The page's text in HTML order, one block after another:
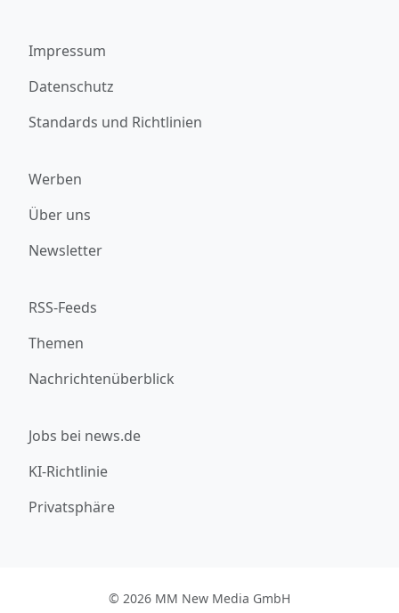
Impressum
Datenschutz
Standards und Richtlinien
Werben
Über uns
Newsletter
RSS-Feeds
Themen
Nachrichtenüberblick
Jobs bei news.de
KI-Richtlinie
Privatsphäre
© 2026 MM New Media GmbH